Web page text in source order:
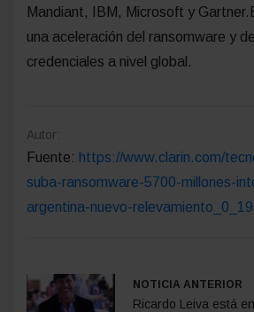
Mandiant, IBM, Microsoft y
una aceleración del ransomware y
credenciales a nivel global.
Autor:
Fuente: https://www.clarin.com/
suba-ransomware-5700-millones-
argentina-nuevo-
NOTICIA ANTERIOR
Ricardo Leiva está